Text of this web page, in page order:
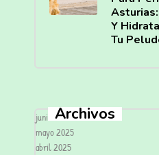
Y
Tu
Archivos
junio 2025
mayo 2025
abril 2025